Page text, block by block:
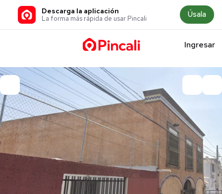
Descarga la aplicación
La forma más rápida de usar Pincali Úsala
Ingresar